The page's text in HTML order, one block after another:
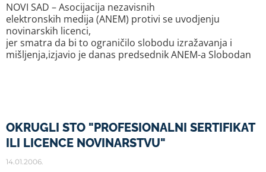
NOVI SAD – Asocijacija nezavisnih
elektronskih medija (ANEM) protivi se uvodjenju
novinarskih licenci,
jer smatra da bi to ograničilo slobodu izražavanja i
mišljenja,izjavio je danas predsednik ANEM-a Slobodan
OKRUGLI STO "PROFESIONALNI SERTIFIKAT
ILI LICENCE NOVINARSTVU"
14.01.2006.